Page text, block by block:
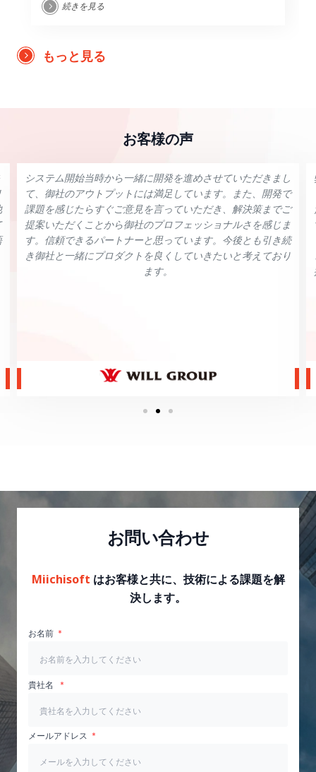
め、計時スタッフの柔軟性を向上させるための新機能を開発
続きを見る
もっと見る
お客様の声
システム開始当時から一緒に開発を進めさせていただきまし
て、御社のアウトプットには満足しています。また、開発で
課題を感じたらすぐご意見を言っていただき、解決策までご
提案いただくことから御社のプロフェッショナルさを感じま
す。信頼できるパートナーと思っています。今後とも引き続
き御社と一緒にプロダクトを良くしていきたいと考えており
ます。
お問い合わせ
Miichisoft はお客様と共に、技術による課題を解
決します。
お名前
貴社名
メールアドレス